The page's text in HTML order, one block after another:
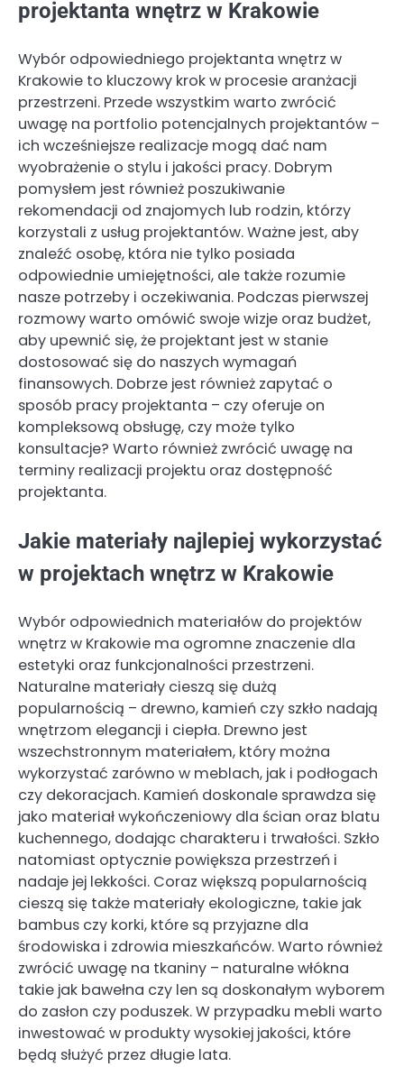
projektanta wnętrz w Krakowie
Wybór odpowiedniego projektanta wnętrz w
Krakowie to kluczowy krok w procesie aranżacji
przestrzeni. Przede wszystkim warto zwrócić
uwagę na portfolio potencjalnych projektantów –
ich wcześniejsze realizacje mogą dać nam
wyobrażenie o stylu i jakości pracy. Dobrym
pomysłem jest również poszukiwanie
rekomendacji od znajomych lub rodzin, którzy
korzystali z usług projektantów. Ważne jest, aby
znaleźć osobę, która nie tylko posiada
odpowiednie umiejętności, ale także rozumie
nasze potrzeby i oczekiwania. Podczas pierwszej
rozmowy warto omówić swoje wizje oraz budżet,
aby upewnić się, że projektant jest w stanie
dostosować się do naszych wymagań
finansowych. Dobrze jest również zapytać o
sposób pracy projektanta – czy oferuje on
kompleksową obsługę, czy może tylko
konsultacje? Warto również zwrócić uwagę na
terminy realizacji projektu oraz dostępność
projektanta.
Jakie materiały najlepiej wykorzystać
w projektach wnętrz w Krakowie
Wybór odpowiednich materiałów do projektów
wnętrz w Krakowie ma ogromne znaczenie dla
estetyki oraz funkcjonalności przestrzeni.
Naturalne materiały cieszą się dużą
popularnością – drewno, kamień czy szkło nadają
wnętrzom elegancji i ciepła. Drewno jest
wszechstronnym materiałem, który można
wykorzystać zarówno w meblach, jak i podłogach
czy dekoracjach. Kamień doskonale sprawdza się
jako materiał wykończeniowy dla ścian oraz blatu
kuchennego, dodając charakteru i trwałości. Szkło
natomiast optycznie powiększa przestrzeń i
nadaje jej lekkości. Coraz większą popularnością
cieszą się także materiały ekologiczne, takie jak
bambus czy korki, które są przyjazne dla
środowiska i zdrowia mieszkańców. Warto również
zwrócić uwagę na tkaniny – naturalne włókna
takie jak bawełna czy len są doskonałym wyborem
do zasłon czy poduszek. W przypadku mebli warto
inwestować w produkty wysokiej jakości, które
będą służyć przez długie lata.